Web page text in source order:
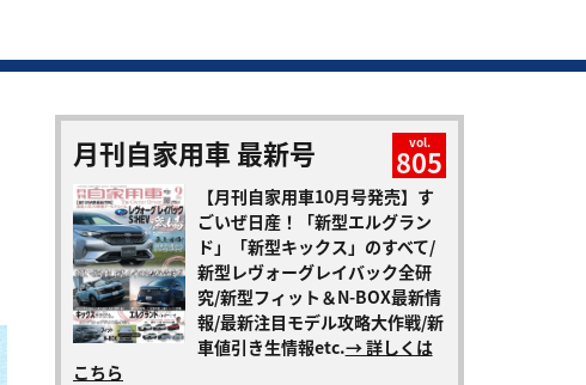
月刊自家用車 最新号 vol.
805
【月刊自家用車10月号発売】す
ごいぜ日産！「新型エルグラン
ド」「新型キックス」のすべて/
新型レヴォーグレイバック全研
究/新型フィット＆N-BOX最新情
報/最新注目モデル攻略大作戦/新
車値引き生情報etc.→ 詳しくは
こちら